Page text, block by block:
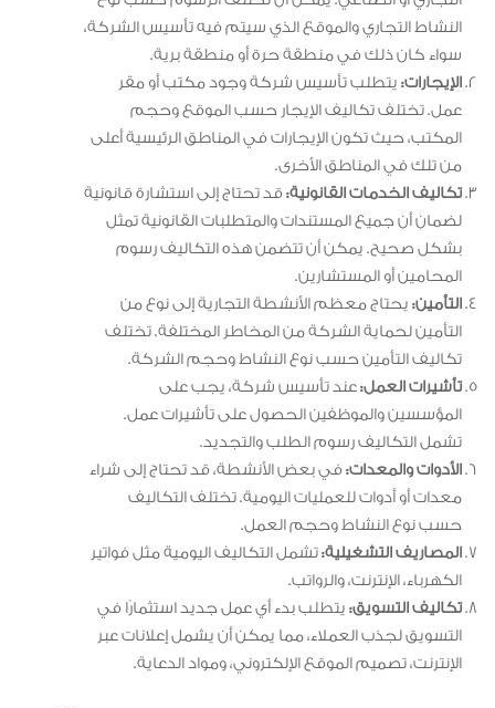
النشاط التجاري والموقع الذي سيتم فيه تأسيس الشركة،
سواء كان ذلك في منطقة حرة أو منطقة برية.
الإيجارات: يتطلب تأسيس شركة وجود مكتب أو مقر
عمل. تختلف تكاليف الإيجار حسب الموقع وحجم
المكتب، حيث تكون الإيجارات في المناطق الرئيسية أعلى
من تلك في المناطق الأخرى.
تكاليف الخدمات القانونية:قد تحتاج إلى استشارة قانونية
لضمان أن جميع المستندات والمتطلبات القانونية تمثل
بشكل صحيح. يمكن أن تتضمن هذه التكاليف رسوم
المحامين أو المستشارين.
التأمين: يحتاج معظم الأنشطة التجارية إلى نوع من
التأمين لحماية الشركة من المخاطر المختلفة. تختلف
تكاليف التأمين حسب نوع النشاط وحجم الشركة.
تأشيرات العمل:عند تأسيس شركة، يجب على
المؤسسين والموظفين الحصول على تأشيرات عمل.
تشمل التكاليف رسوم الطلب والتجديد.
الأدوات والمعدات:في بعض الأنشطة، قد تحتاج إلى شراء
معدات أو أدوات للعمليات اليومية. تختلف التكاليف
حسب نوع النشاط وحجم العمل.
المصاريف التشغيلية:تشمل التكاليف اليومية مثل فواتير
الكهرباء، الإنترنت، والرواتب.
تكاليف التسويق: يتطلب بدء أي عمل جديد استثمارًا في
التسويق لجذب العملاء، مما يمكن أن يشمل إعلانات عبر
الإنترنت، تصميم الموقع الإلكتروني، ومواد الدعاية.